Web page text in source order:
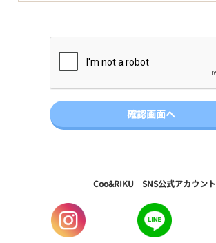
Coo&RIKU SNS公式アカウント